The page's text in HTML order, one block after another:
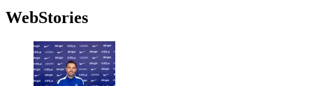
WebStories